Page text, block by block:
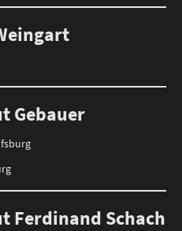
Gebauer
Ferdinand Schach